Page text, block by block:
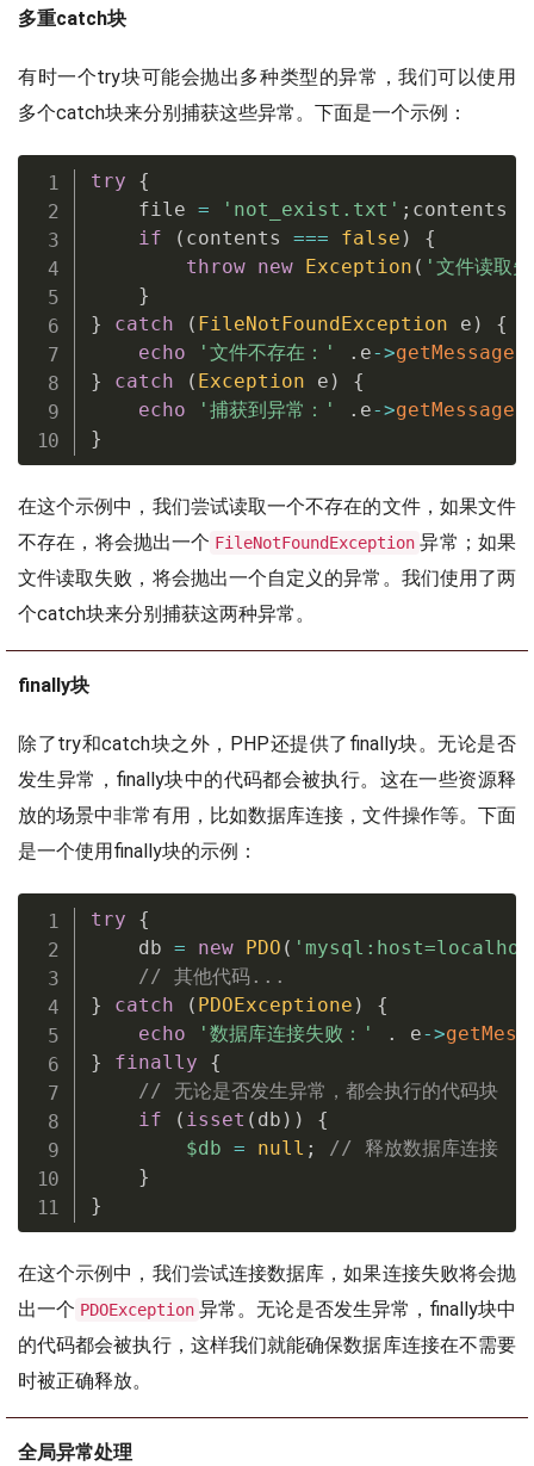
多重catch块
有时一个try块可能会抛出多种类型的异常，我们可以使用
多个catch块来分别捕获这些异常。下面是一个示例：
try
{
    file
= 'not_exist.txt' ; contents
if
( contents === false )
{
throw new Exception ( '文件读取
}
}
catch ( FileNotFoundException e )
{
echo
'文件不存在：' . e->getMessage
}
catch ( Exception e )
{
echo
'捕获到异常：' . e->getMessage
}
在这个示例中，我们尝试读取一个不存在的文件，如果文件
不存在，将会抛出一个 FileNotFoundException 异常；如果
文件读取失败，将会抛出一个自定义的异常。我们使用了两
个catch块来分别捕获这两种异常。
finally块
除了try和catch块之外，PHP还提供了finally块。无论是否
发生异常，finally块中的代码都会被执行。这在一些资源释
放的场景中非常有用，比如数据库连接，文件操作等。下面
是一个使用finally块的示例：
try
{
    db
= new PDO (
// 其他代码...
}
catch ( PDOExceptione )
{
echo
'数据库连接失败：' . e->
}
finally
{
// 无论是否发生异常，都会执行的代码块
if
( isset ( db ) )
{
$db = null ;
// 释放数据库连接
}
}
在这个示例中，我们尝试连接数据库，如果连接失败将会抛
出一个 PDOException 异常。无论是否发生异常，finally块中
的代码都会被执行，这样我们就能确保数据库连接在不需要
时被正确释放。
全局异常处理